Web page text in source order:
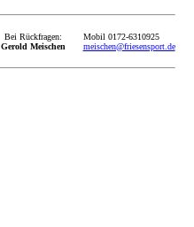
Bei Rückfragen:
Gerold Meischen
Mobil 0172-6310925
meischen@friesensport.de